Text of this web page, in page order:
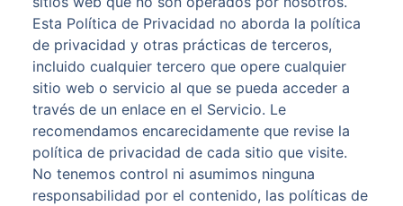
Esta Política de Privacidad no aborda la política
de privacidad y otras prácticas de terceros,
incluido cualquier tercero que opere cualquier
sitio web o servicio al que se pueda acceder a
través de un enlace en el Servicio. Le
recomendamos encarecidamente que revise la
política de privacidad de cada sitio que visite.
No tenemos control ni asumimos ninguna
responsabilidad por el contenido, las políticas de